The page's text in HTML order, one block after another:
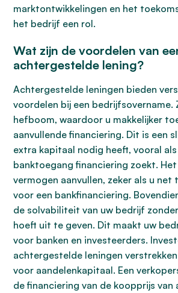
marktontwikkelingen en het
het bedrijf een rol.
Wat zijn de voordelen van
achtergestelde lening?
Achtergestelde leningen bieden
voordelen bij een bedrijfsovername.
hefboom, waardoor u makkelijker
aanvullende financiering. Dit is een
extra kapitaal nodig heeft, vooral
banktoegang financiering zoekt. Het
vermogen aanvullen, zeker als u net
voor een bankfinanciering.
de solvabiliteit van uw bedrijf
hoeft uit te geven. Dit maakt uw
voor banken en investeerders.
achtergestelde leningen
voor aandelenkapitaal. Een
de financiering van de koopprijs van